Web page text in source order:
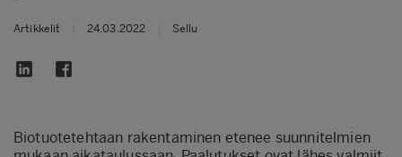
Artikkelit 24.03.2022 Sellu
Biotuotetehtaan rakentaminen etenee suunnitelmien